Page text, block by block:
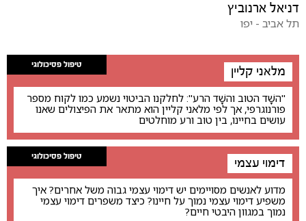
דניאל ארנוביץ
תל אביב - יפו
טיפול פסיכולוגי מלאני קליין
"השָׁד הטוב והשָׁד הרע": לחלקנו הביטוי נשמע כמו לקוח מספר
פורנוגרפי, אך לפי מלאני קליין הוא מתאר את הפיצולים שאנו
עושים בחיינו, בין טוב ורע מוחלטים
טיפול פסיכולוגי דימוי עצמי
מדוע לאנשים מסויימים יש דימוי עצמי גבוה משל אחרים? איך
משפיע דימוי עצמי נמוך על חיינו? כיצד משפרים דימוי עצמי
נמוך במגוון היבטי חיים?